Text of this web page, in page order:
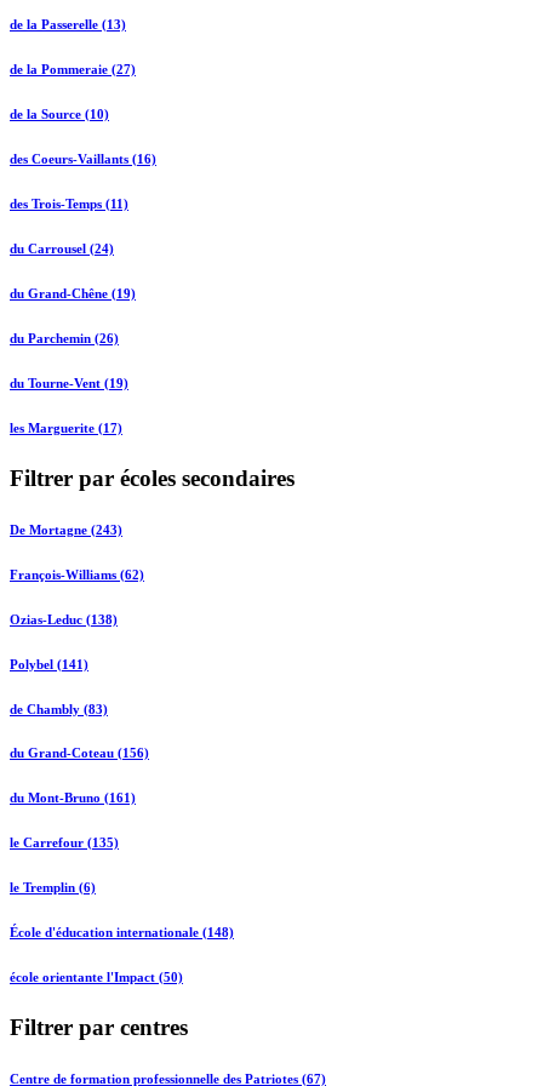
de la Passerelle (13)
de la Pommeraie (27)
de la Source (10)
des Coeurs-Vaillants (16)
des Trois-Temps (11)
du Carrousel (24)
du Grand-Chêne (19)
du Parchemin (26)
du Tourne-Vent (19)
les Marguerite (17)
Filtrer par écoles secondaires
De Mortagne (243)
François-Williams (62)
Ozias-Leduc (138)
Polybel (141)
de Chambly (83)
du Grand-Coteau (156)
du Mont-Bruno (161)
le Carrefour (135)
le Tremplin (6)
École d'éducation internationale (148)
école orientante l'Impact (50)
Filtrer par centres
Centre de formation professionnelle des Patriotes (67)